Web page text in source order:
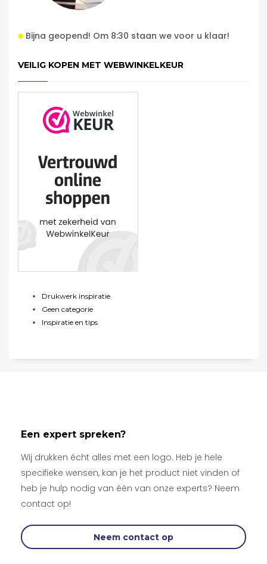
Bijna geopend! Om 8:30 staan we voor u klaar!
VEILIG KOPEN MET WEBWINKELKEUR
Drukwerk inspiratie
Geen categorie
Inspiratie en tips
Een expert spreken?
Wij drukken écht alles met een logo. Heb je hele
specifieke wensen, kan je het product niet vinden of
heb je hulp nodig van één van onze experts? Neem
contact op!
Neem contact op